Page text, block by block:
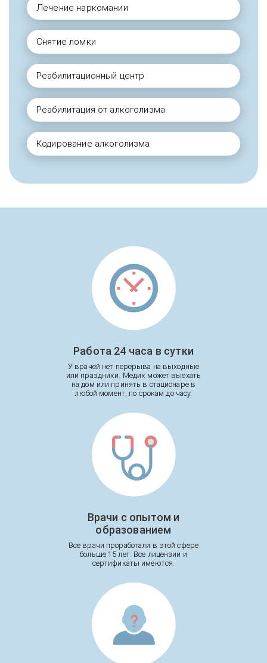
Лечение наркомании
Снятие ломки
Реабилитационный центр
Реабилитация от алкоголизма
Кодирование алкоголизма
Работа 24 часа в сутки
У врачей нет перерыва на выходные
или праздники. Медик может выехать
на дом или принять в стационаре в
любой момент, по срокам до часу.
Врачи с опытом и
образованием
Все врачи проработали в этой сфере
больше 15 лет. Все лицензии и
сертификаты имеются.